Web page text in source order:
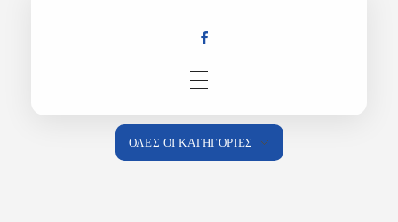
Αρχική
ΌΛΕΣ ΟΙ ΚΑΤΗΓΟΡΊΕΣ